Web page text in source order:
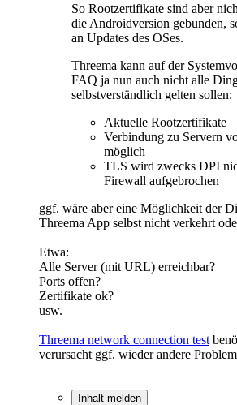
So Rootzertifikate sind aber
die Androidversion gebunden,
an Updates des OSes.
Threema kann auf der
FAQ ja nun auch nicht alle
selbstverständlich gelten sollen:
Aktuelle Rootzertifikate
Verbindung zu Servern
möglich
TLS wird zwecks DPI
Firewall aufgebrochen
ggf. wäre aber eine Möglichkeit der
Threema App selbst nicht verkehrt
Etwa:
Alle Server (mit URL) erreichbar?
Ports offen?
Zertifikate ok?
usw.
Threema network connection test
verursacht ggf. wieder andere
Inhalt melden